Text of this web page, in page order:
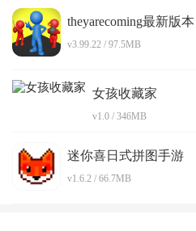
theyarecoming最新版本
v3.99.22 / 97.5MB
女孩收藏家
v1.0 / 346MB
迷你喜日式拼图手游
v1.6.2 / 66.7MB